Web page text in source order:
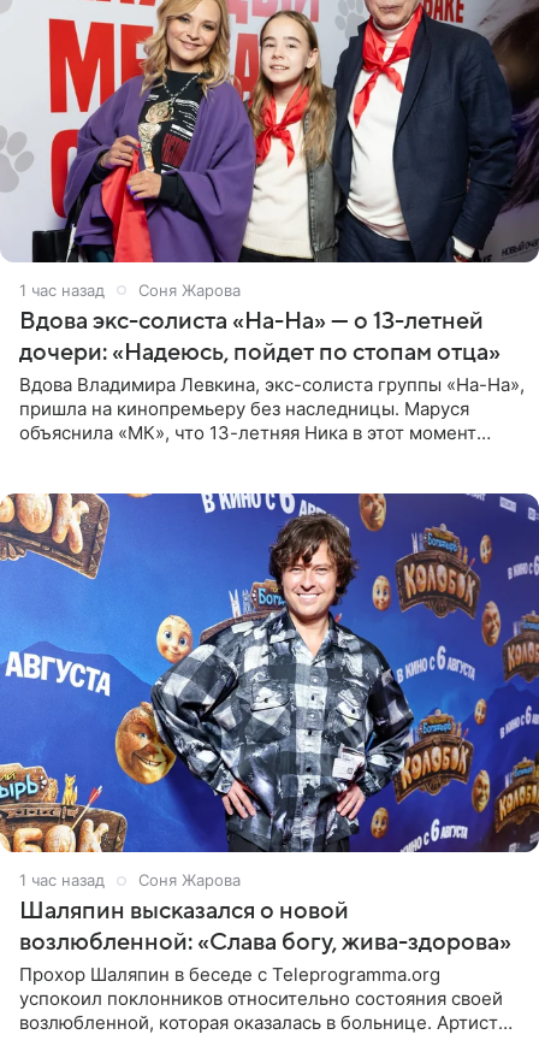
1 час назад Соня Жарова
Вдова экс-солиста «На-На» — о 13-летней
дочери: «Надеюсь, пойдет по стопам отца»
Вдова Владимира Левкина, экс-солиста группы «На-На»,
пришла на кинопремьеру без наследницы. Маруся
объяснила «МК», что 13-летняя Ника в этот момент
1 час назад Соня Жарова
Шаляпин высказался о новой
возлюбленной: «Слава богу, жива-здорова»
Прохор Шаляпин в беседе с Teleprogramma.org
успокоил поклонников относительно состояния своей
возлюбленной, которая оказалась в больнице. Артист